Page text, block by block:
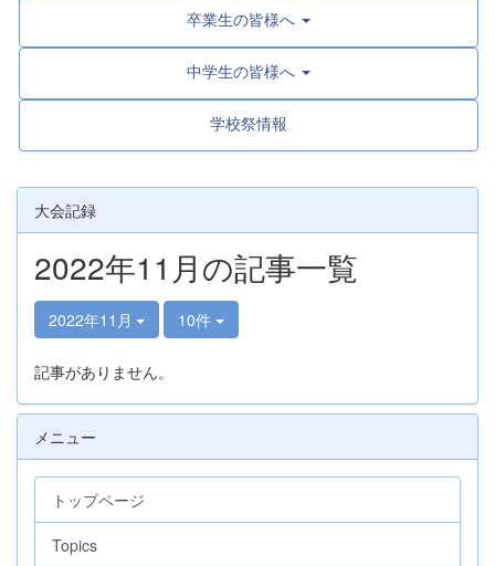
卒業生の皆様へ
中学生の皆様へ
学校祭情報
大会記録
2022年11月の記事一覧
2022年11月 10件
記事がありません。
メニュー
トップページ
Topics